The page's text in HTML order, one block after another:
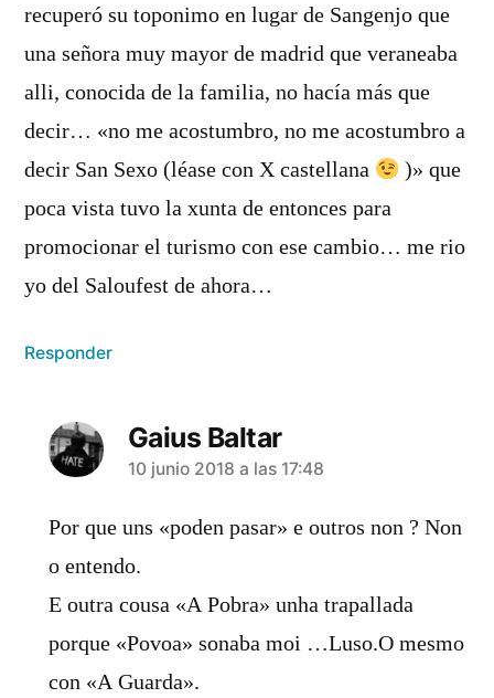
recuperó su toponimo en lugar de Sangenjo que
una señora muy mayor de madrid que veraneaba
alli, conocida de la familia, no hacía más que
decir… «no me acostumbro, no me acostumbro a
decir San Sexo (léase con X castellana
)» que
poca vista tuvo la xunta de entonces para
promocionar el turismo con ese cambio… me rio
yo del Saloufest de ahora…
Responder
Gaius Baltar
dice:
10 junio 2018 a las 17:48
Por que uns «poden pasar» e outros non ? Non
o entendo.
E outra cousa «A Pobra» unha trapallada
porque «Povoa» sonaba moi …Luso.O mesmo
con «A Guarda».